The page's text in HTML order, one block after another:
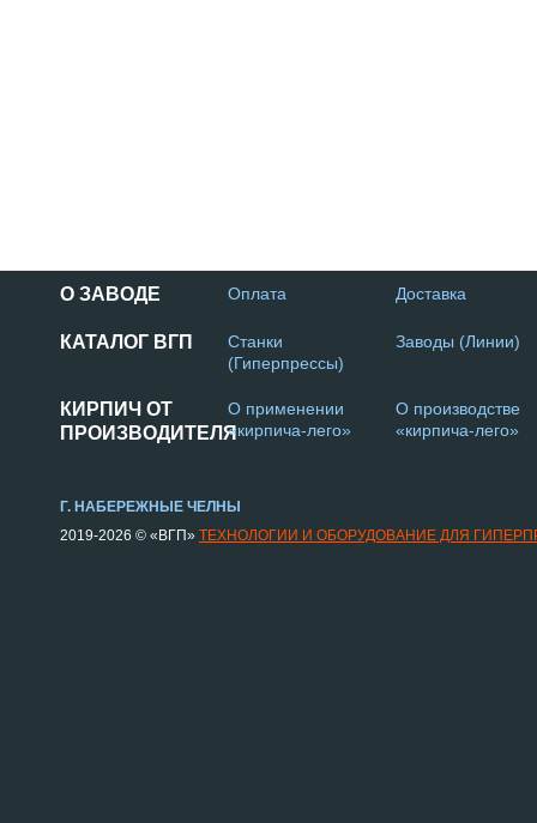
О ЗАВОДЕ Оплата Доставка
КАТАЛОГ ВГП
Станки
(Гиперпрессы)
Заводы (Линии)
КИРПИЧ ОТ
ПРОИЗВОДИТЕЛЯ
О применении
«кирпича-лего»
О производстве
«кирпича-лего»
Г. НАБЕРЕЖНЫЕ ЧЕЛНЫ
2019-2026 © «ВГП» ТЕХНОЛОГИИ И ОБОРУДОВАНИЕ ДЛЯ